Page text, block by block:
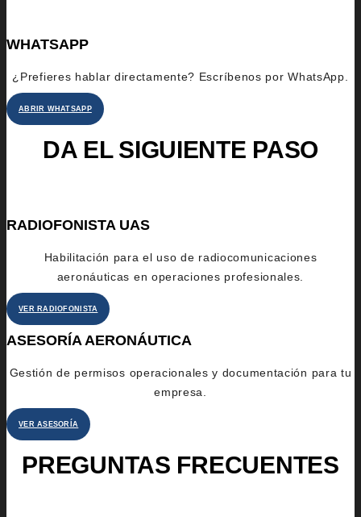
WHATSAPP
¿Prefieres hablar directamente? Escríbenos por WhatsApp.
ABRIR WHATSAPP
DA EL SIGUIENTE PASO
RADIOFONISTA UAS
Habilitación para el uso de radiocomunicaciones
aeronáuticas en operaciones profesionales.
VER RADIOFONISTA
ASESORÍA AERONÁUTICA
Gestión de permisos operacionales y documentación para tu
empresa.
VER ASESORÍA
PREGUNTAS FRECUENTES